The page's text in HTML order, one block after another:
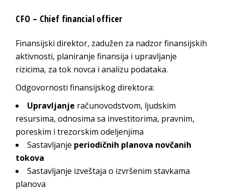
CFO – Chief financial officer
Finansijski direktor, zadužen za nadzor finansijskih
aktivnosti, planiranje finansija i upravljanje
rizicima, za tok novca i analizu podataka.
Odgovornosti finansijskog direktora:
Upravljanje računovodstvom, ljudskim
resursima, odnosima sa investitorima, pravnim,
poreskim i trezorskim odeljenjima
Sastavljanje periodičnih planova novčanih
tokova
Sastavljanje izveštaja o izvršenim stavkama
planova